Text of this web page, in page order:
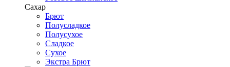
Сахар
Брют
Полусладкое
Полусухое
Сладкое
Сухое
Экстра Брют